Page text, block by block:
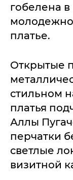
гобелена в
платье.
Открытые
стильном
платья
Аллы
перчатки
светлые
визитной